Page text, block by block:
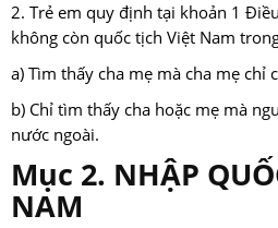
2. Trẻ em quy định tại khoản 1
không còn quốc tịch Việt Nam
a) Tìm thấy cha mẹ mà cha mẹ chỉ
b) Chỉ tìm thấy cha hoặc mẹ mà
nước ngoài.
Mục 2. NHẬP
NAM